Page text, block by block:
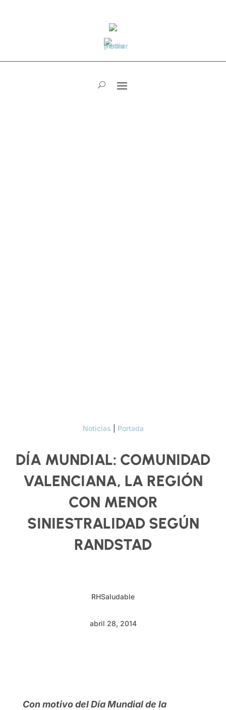
Noticias Portada
DÍA MUNDIAL: COMUNIDAD
VALENCIANA, LA REGIÓN
CON MENOR
SINIESTRALIDAD SEGÚN
RANDSTAD
RHSaludable
abril 28, 2014
Con motivo del Día Mundial de la